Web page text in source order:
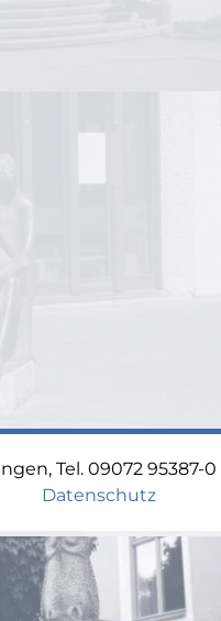
Tel. 09072 95387-0
Datenschutz